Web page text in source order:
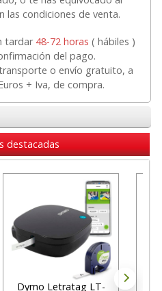
las condiciones de venta.
tardar 48-72 horas ( hábiles )
del pago.
o envío gratuito, a
+ Iva, de compra.
destacadas
Dymo Letratag LT-